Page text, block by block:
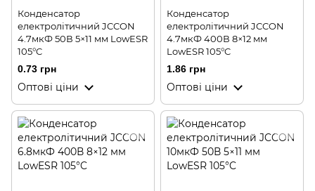
Конденсатор
електролітичний JCCON
4.7мкФ 50В 5×11 мм LowESR
105°C
0.73 грн
Оптові ціни
Конденсатор
електролітичний JCCON
4.7мкФ 400В 8×12 мм
LowESR 105°C
1.86 грн
Оптові ціни